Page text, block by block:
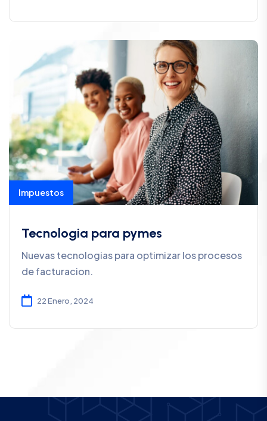
Impuestos
Tecnologia para pymes
Nuevas tecnologias para optimizar los procesos
de facturacion.
22 Enero, 2024